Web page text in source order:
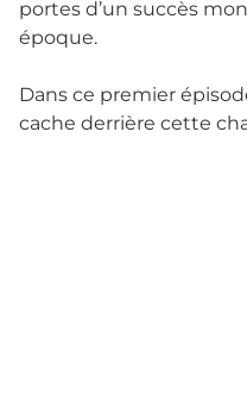
portes d’un succès
époque.
Dans ce premier
cache derrière cette